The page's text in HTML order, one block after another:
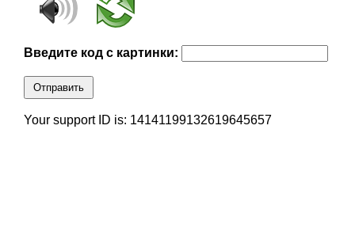
Введите код с картинки:
Отправить
Your support ID is: 14141199132619645657